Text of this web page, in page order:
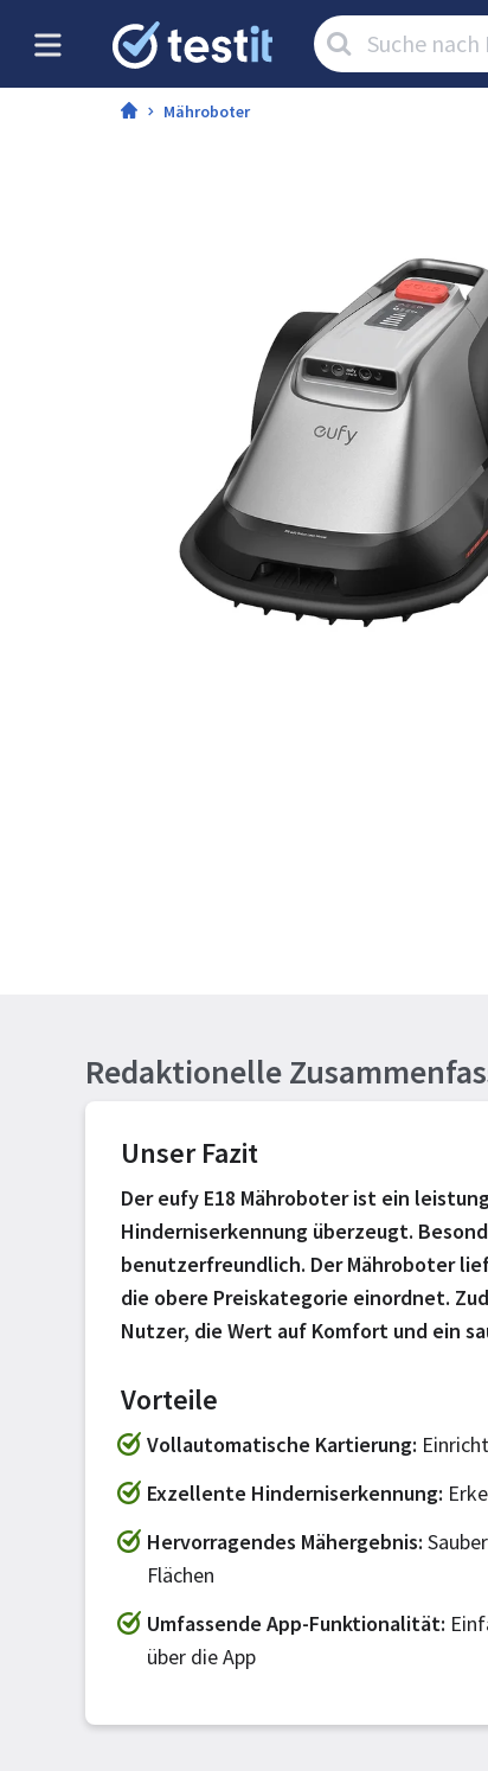
Artikel
suchen:
Mähroboter
Redaktionelle
Unser Fazit
Der eufy E18 Mähroboter ist ein
Hinderniserkennung überzeugt.
benutzerfreundlich. Der Mähroboter
die obere Preiskategorie einordnet.
Nutzer, die Wert auf Komfort und ein
Vorteile
Vollautomatische Kartierung
Exzellente Hinderniserkennung
Hervorragendes Mähergebnis
Flächen
Umfassende App-Funktionalität
über die App